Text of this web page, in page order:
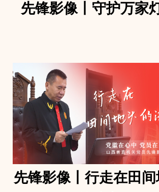
先锋影像丨守护万家
先锋影像丨行走在田